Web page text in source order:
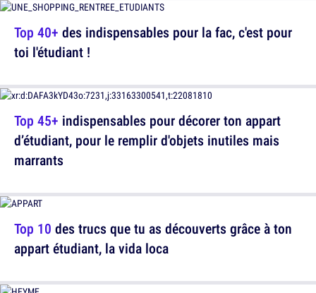
Top 40+ des indispensables pour la fac, c'est pour
toi l'étudiant !
Top 10 des trucs que tu as découverts grâce à ton
appart étudiant, la vida loca
Top 45+ indispensables pour décorer ton appart
d’étudiant, pour le remplir d'objets inutiles mais
marrants